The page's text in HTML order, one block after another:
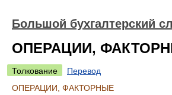
Большой бухгалтерский
ОПЕРАЦИИ,
Толкование
Перевод
ОПЕРАЦИИ, ФАКТОРНЫЕ